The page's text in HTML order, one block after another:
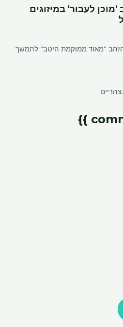
כורי זהב 'מוכן לעבור' במיזוגים
הזהב "מאוד ממוקמת היטב" להמשך